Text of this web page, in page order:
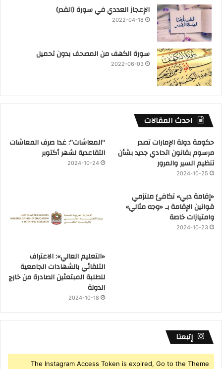
‏الإعجاز العددي في سورة (القدر)
2022-04-18
سورة الكهف من المصحف بدون تحميل
2022-06-03
احدث المقالات
حكومة دولة الإمارات تصدر
مرسوم بقانون اتحادي جديد بشأن
تنظيم السير والمرور
2024-10-25
“المعاشات”: غدا صرف المعاشات
التقاعدية لشهر أكتوبر
2024-10-24
«إقامة دبي» تكافئ ملتزمي
قوانين الإقامة بـ «وجه مثالي»
وامتيازات خاصة
2024-10-23
«التعليم العالي»: الاعتراف
التلقائي بالشهادات الجامعية
للطلبة المبتعثين الصادرة من خارج
الدولة
2024-10-18
إتبعنا
The Instagram Access Token is expired, Go to the Theme